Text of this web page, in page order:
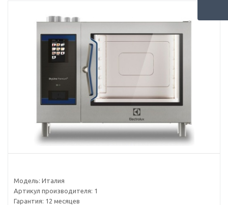
Модель: Италия
Артикул производителя: 1
Гарантия: 12 месяцев